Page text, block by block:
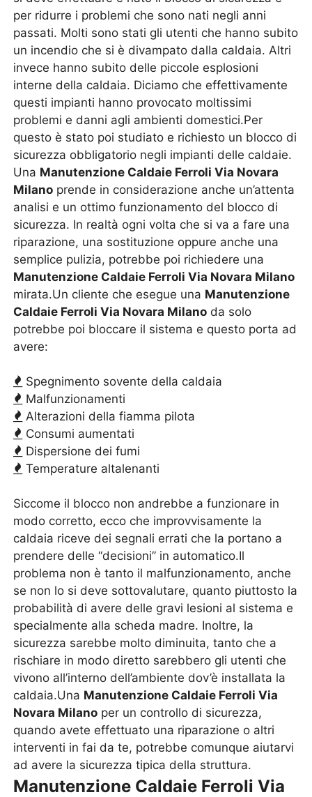
per ridurre i problemi che sono nati negli anni
passati. Molti sono stati gli utenti che hanno subito
un incendio che si è divampato dalla caldaia. Altri
invece hanno subito delle piccole esplosioni
interne della caldaia. Diciamo che effettivamente
questi impianti hanno provocato moltissimi
problemi e danni agli ambienti domestici.Per
questo è stato poi studiato e richiesto un blocco di
sicurezza obbligatorio negli impianti delle caldaie.
Una Manutenzione Caldaie Ferroli Via Novara
Milano prende in considerazione anche un’attenta
analisi e un ottimo funzionamento del blocco di
sicurezza. In realtà ogni volta che si va a fare una
riparazione, una sostituzione oppure anche una
semplice pulizia, potrebbe poi richiedere una
Manutenzione Caldaie Ferroli Via Novara Milano
mirata.Un cliente che esegue una Manutenzione
Caldaie Ferroli Via Novara Milano da solo
potrebbe poi bloccare il sistema e questo porta ad
avere:
Spegnimento sovente della caldaia
Malfunzionamenti
Alterazioni della fiamma pilota
Consumi aumentati
Dispersione dei fumi
Temperature altalenanti
Siccome il blocco non andrebbe a funzionare in
modo corretto, ecco che improvvisamente la
caldaia riceve dei segnali errati che la portano a
prendere delle “decisioni” in automatico.Il
problema non è tanto il malfunzionamento, anche
se non lo si deve sottovalutare, quanto piuttosto la
probabilità di avere delle gravi lesioni al sistema e
specialmente alla scheda madre. Inoltre, la
sicurezza sarebbe molto diminuita, tanto che a
rischiare in modo diretto sarebbero gli utenti che
vivono all’interno dell’ambiente dov’è installata la
caldaia.Una Manutenzione Caldaie Ferroli Via
Novara Milano per un controllo di sicurezza,
quando avete effettuato una riparazione o altri
interventi in fai da te, potrebbe comunque aiutarvi
ad avere la sicurezza tipica della struttura.
Manutenzione Caldaie Ferroli Via